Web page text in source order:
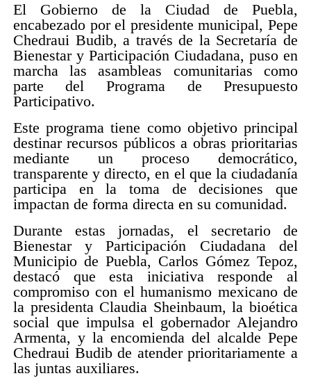
El Gobierno de la Ciudad de Puebla,
encabezado por el presidente municipal, Pepe
Chedraui Budib, a través de la Secretaría de
Bienestar y Participación Ciudadana, puso en
marcha las asambleas comunitarias como
parte del Programa de Presupuesto
Participativo.
Este programa tiene como objetivo principal
destinar recursos públicos a obras prioritarias
mediante un proceso democrático,
transparente y directo, en el que la ciudadanía
participa en la toma de decisiones que
impactan de forma directa en su comunidad.
Durante estas jornadas, el secretario de
Bienestar y Participación Ciudadana del
Municipio de Puebla, Carlos Gómez Tepoz,
destacó que esta iniciativa responde al
compromiso con el humanismo mexicano de
la presidenta Claudia Sheinbaum, la bioética
social que impulsa el gobernador Alejandro
Armenta, y la encomienda del alcalde Pepe
Chedraui Budib de atender prioritariamente a
las juntas auxiliares.